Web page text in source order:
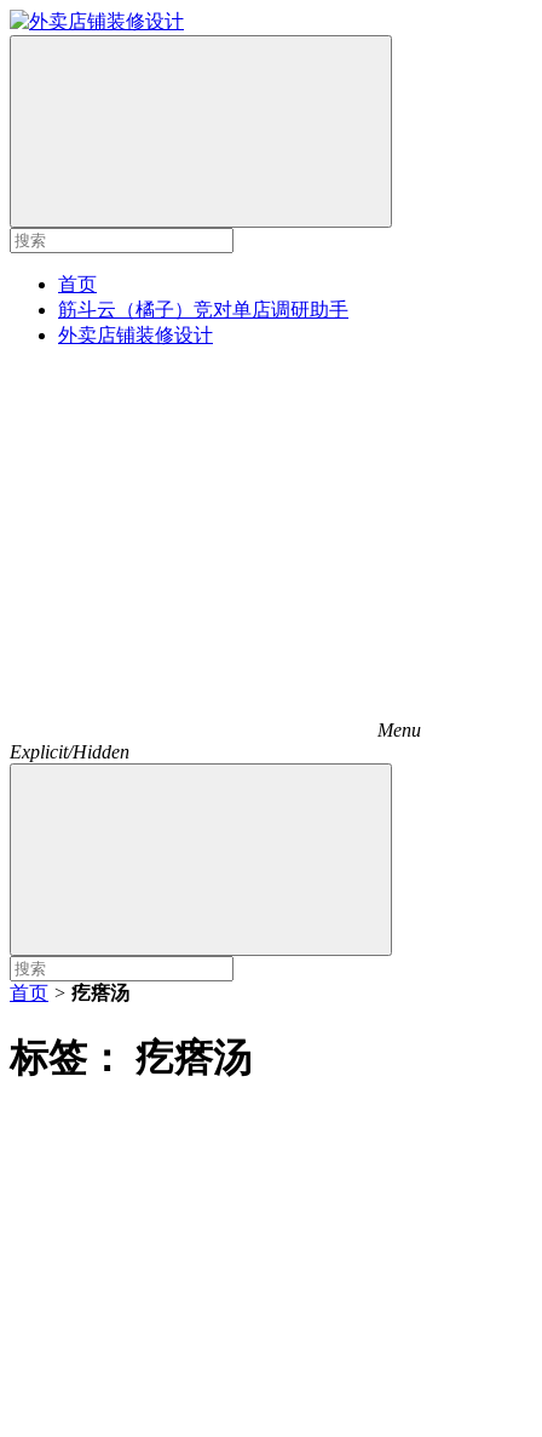
首页
筋斗云（橘子）竞对单店调研助手
外卖店铺装修设计
Menu
Explicit/Hidden
首页 > 疙瘩汤
标签： 疙瘩汤